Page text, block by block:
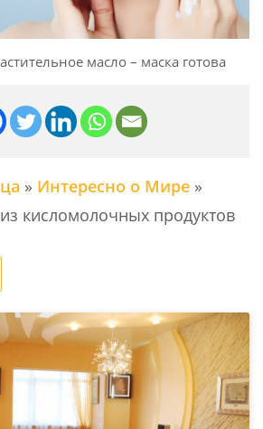
масло – маска готова
» Интересно о Мире »
кисломолочных продуктов